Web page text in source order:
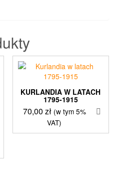
KURLANDIA W LATACH
1795-1915
70,00 zł (w tym 5%
VAT)